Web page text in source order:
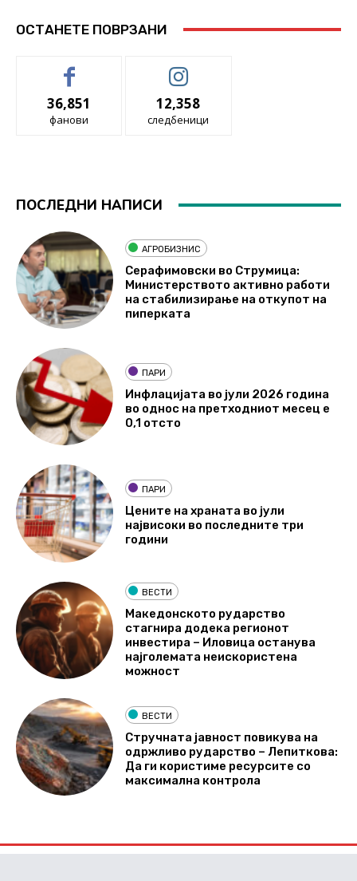
ОСТАНЕТЕ ПОВРЗАНИ
36,851
фанови
12,358
следбеници
ПОСЛЕДНИ НАПИСИ
АГРОБИЗНИС
Серафимовски во Струмица:
Министерството активно работи
на стабилизирање на откупот на
пиперката
ПАРИ
Инфлацијата во јули 2026 година
во однос на претходниот месец е
0,1 отсто
ПАРИ
Цените на храната во јули
највисоки во последните три
години
ВЕСТИ
Македонското рударство
стагнира додека регионот
инвестира – Иловица останува
најголемата неискористена
можност
ВЕСТИ
Стручната јавност повикува на
одржливо рударство – Лепиткова:
Да ги користиме ресурсите со
максимална контрола